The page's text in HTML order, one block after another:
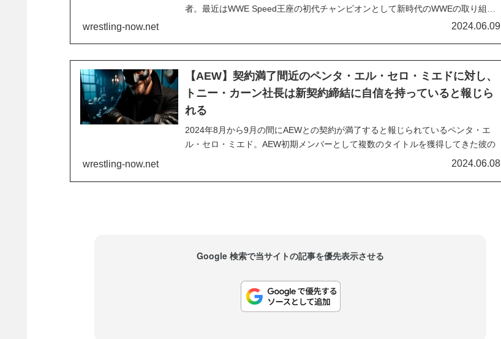
者。最近はWWE Speed王座の初代チャンピオンとして新時代のWWEの取り組み
において最先端で活躍していました。しかし、PWInsiderによれば、彼は現在の契
wrestling-now.net 2024.06.09
【AEW】契約満了間近のペンタ・エル・セロ・ミエドに対し、
トニー・カーン社長は新契約締結に自信を持っていると報じら
れる
2024年8月から9月の間にAEWとの契約が満了すると報じられているペンタ・エ
ル・セロ・ミエド。AEW初期メンバーとして複数のタイトルを獲得してきた彼の
動向には他団体も注目しており、WWEも獲得に興味を持っていると報じられてい
wrestling-now.net 2024.06.08
Google 検索で当サイトの記事を優先表示させる